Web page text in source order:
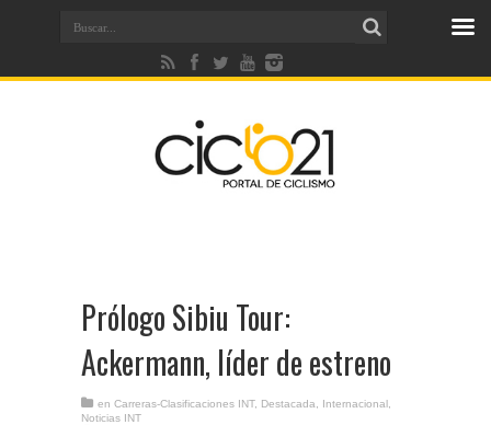
Prólogo Sibiu Tour:
Ackermann, líder de estreno
en Carreras-Clasificaciones INT, Destacada Internacional
Noticias INT